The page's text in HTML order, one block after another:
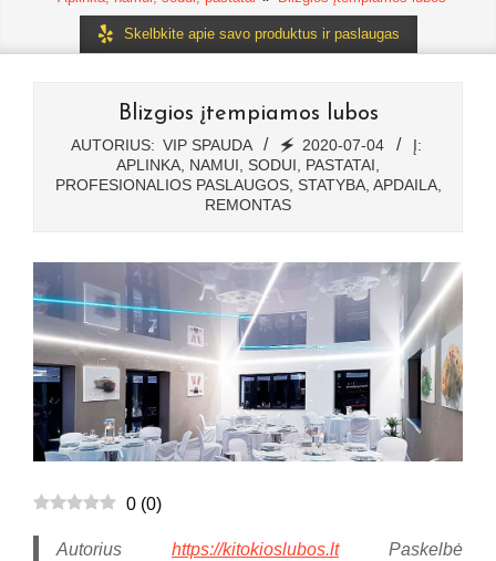
Skelbkite apie savo produktus ir paslaugas
Blizgios įtempiamos lubos
AUTORIUS: VIP SPAUDA 🗲 2020-07-04
Į:
APLINKA, NAMUI, SODUI, PASTATAI,
PROFESIONALIOS PASLAUGOS, STATYBA, APDAILA,
REMONTAS
0 (0)
Autorius https://kitokioslubos.ltPaskelbė